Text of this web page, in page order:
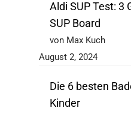
Aldi SUP Test: 3
SUP Board
von Max Kuch
August 2, 2024
Die 6 besten
Kinder